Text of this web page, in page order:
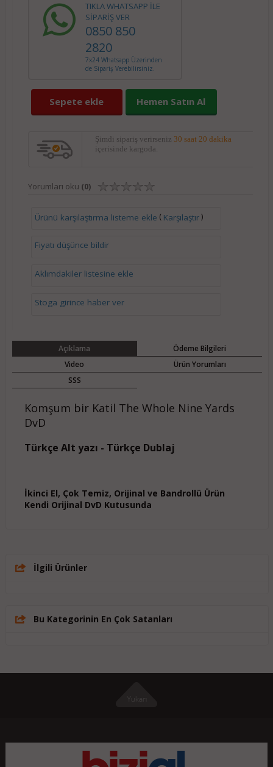
TIKLA WHATSAPP İLE
SİPARİŞ VER
0850 850
2820
7x24 Whatsapp Üzerinden
de Sipariş Verebilirsiniz.
Sepete ekle Hemen Satın Al
Şimdi sipariş verirseniz 30 saat 20 dakika
içerisinde kargoda.
Yorumları oku (0)
Ürünü karşılaştırma listeme ekle ( Karşılaştır)
Fiyatı düşünce bildir
Aklımdakiler listesine ekle
Stoga girince haber ver
Açıklama
Ödeme Bilgileri
Video
Ürün Yorumları
SSS
Komşum bir Katil The Whole Nine Yards
DvD
Türkçe Alt yazı - Türkçe Dublaj
İkinci El, Çok Temiz, Orijinal ve Bandrollü Ürün
Kendi Orijinal DvD Kutusunda
İlgili Ürünler
Bu Kategorinin En Çok Satanları